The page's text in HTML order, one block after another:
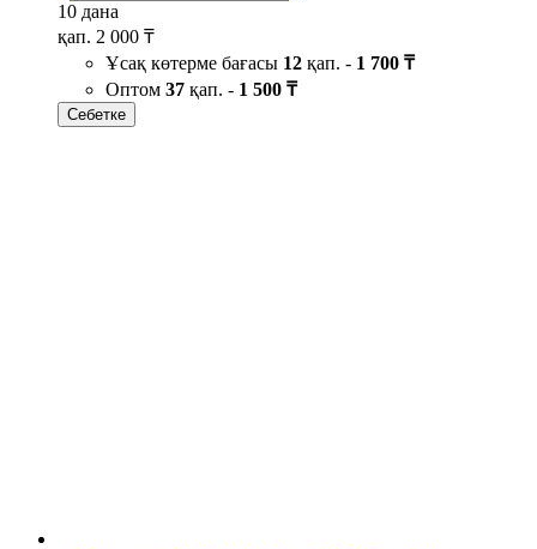
10 дана
қап. 2 000 ₸
Ұсақ көтерме бағасы 12 қап. - 1 700 ₸
Оптом 37 қап. - 1 500 ₸
Себетке